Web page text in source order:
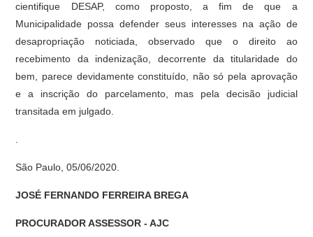
cientifique DESAP, como proposto, a fim de que a
Municipalidade possa defender seus interesses na ação de
desapropriação noticiada, observado que o direito ao
recebimento da indenização, decorrente da titularidade do
bem, parece devidamente constituído, não só pela aprovação
e a inscrição do parcelamento, mas pela decisão judicial
transitada em julgado.
São Paulo, 05/06/2020.
JOSÉ FERNANDO FERREIRA BREGA
PROCURADOR ASSESSOR - AJC